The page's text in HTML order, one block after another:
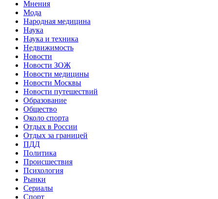
Мнения
Мода
Народная медицина
Наука
Наука и техника
Недвижимость
Новости
Новости ЗОЖ
Новости медицины
Новости Москвы
Новости путешествий
Образование
Общество
Около спорта
Отдых в России
Отдых за границей
ПДД
Политика
Происшествия
Психология
Рынки
Сериалы
Спорт